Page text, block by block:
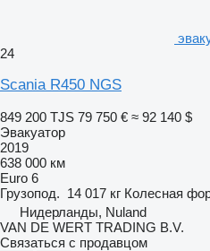
24
Scania R450 NGS
849 200 TJS 79 750 € ≈ 92 140 $
Эвакуатор
2019
638 000 км
Euro 6
Грузопод. 14 017 кг Колесная
Нидерланды, Nuland
VAN DE WERT TRADING B.V.
Связаться с продавцом